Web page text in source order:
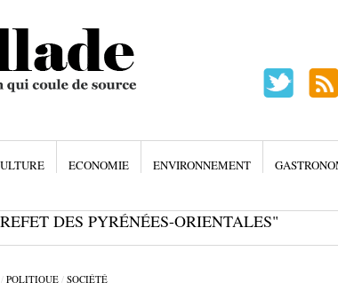
ECONOMIE ENVIRONNEMENT
DES PYRÉNÉES-ORIENTALES"
POLITIQUE/ SOCIÉTÉ